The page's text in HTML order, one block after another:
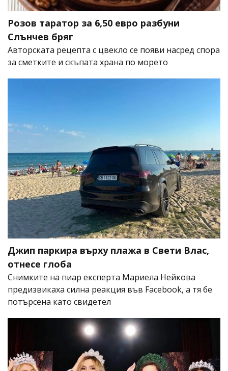
Розов таратор за 6,50 евро разбуни
Слънчев бряг
Авторската рецепта с цвекло се появи насред спора
за сметките и скъпата храна по морето
Джип паркира върху плажа в Свети Влас,
отнесе глоба
Снимките на пиар експерта Мариела Нейкова
предизвикаха силна реакция във Facebook, а тя бе
потърсена като свидетел